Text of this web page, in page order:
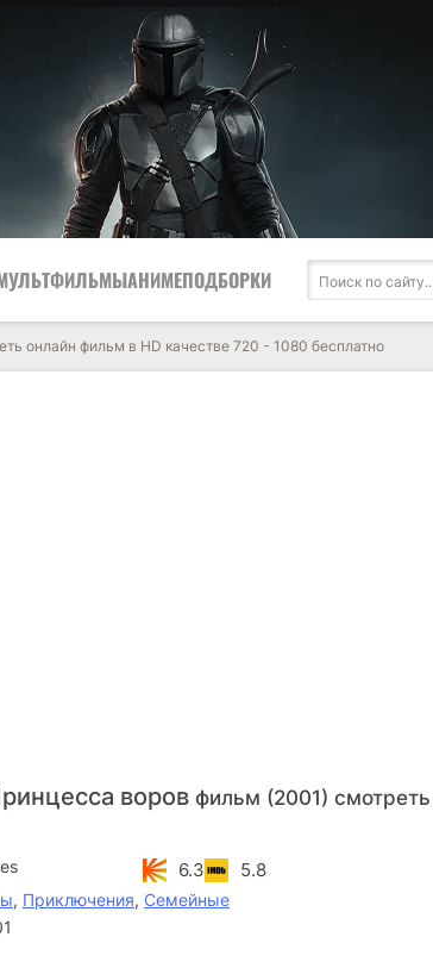
АНИМЕПОДБОРКИ
онлайн фильм в HD качестве 720 - 1080 бесплатно
воров фильм (2001) смотреть
6.3 5.8
, Приключения, Семейные